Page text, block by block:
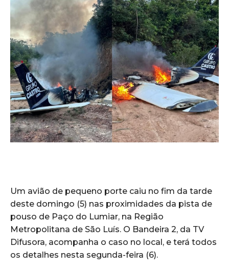
Um avião de pequeno porte caiu no fim da tarde
deste domingo (5) nas proximidades da pista de
pouso de Paço do Lumiar, na Região
Metropolitana de São Luís. O Bandeira 2, da TV
Difusora, acompanha o caso no local, e terá todos
os detalhes nesta segunda-feira (6).